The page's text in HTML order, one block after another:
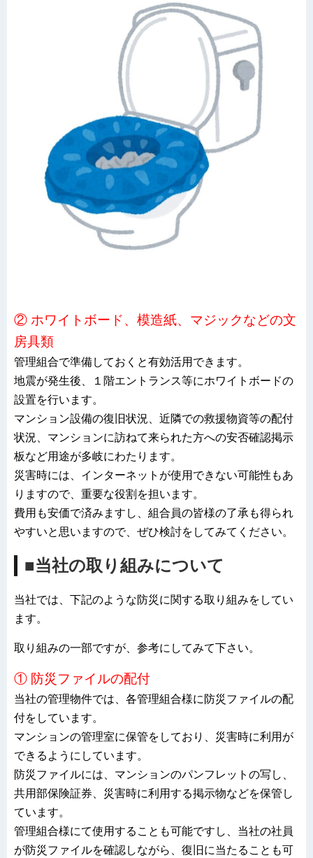
② ホワイトボード、模造紙、マジックなどの文
房具類
管理組合で準備しておくと有効活用できます。
地震が発生後、１階エントランス等にホワイトボードの
設置を行います。
マンション設備の復旧状況、近隣での救援物資等の配付
状況、マンションに訪ねて来られた方への安否確認掲示
板など用途が多岐にわたります。
災害時には、インターネットが使用できない可能性もあ
りますので、重要な役割を担います。
費用も安価で済みますし、組合員の皆様の了承も得られ
やすいと思いますので、ぜひ検討をしてみてください。
■当社の取り組みについて
当社では、下記のような防災に関する取り組みをしてい
ます。
取り組みの一部ですが、参考にしてみて下さい。
① 防災ファイルの配付
当社の管理物件では、各管理組合様に防災ファイルの配
付をしています。
マンションの管理室に保管をしており、災害時に利用が
できるようにしています。
防災ファイルには、マンションのパンフレットの写し、
共用部保険証券、災害時に利用する掲示物などを保管し
ています。
管理組合様にて使用することも可能ですし、当社の社員
が防災ファイルを確認しながら、復旧に当たることも可